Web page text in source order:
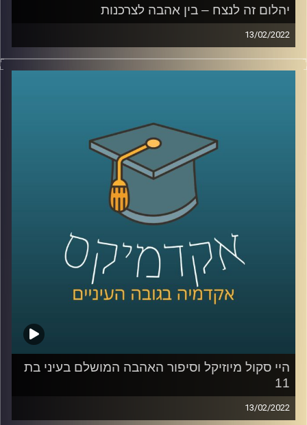
לחצו כאן
קרדיט תמונות:AudioVersity
יהלום זה לנצח – בין אהבה לצרכנות
13/02/2022
מרלין מונרו הצהירה כבר בשנות החמישים כי "יהלום הוא חברה
הטוב ביותר של האישה", בכל זאת… יהלומים זה לנצח…
לאהבה? האזינו לשיחה שקיימתי עם ד"ר שירי רזניק,
פסיכולוגית חברתית וחוקרת תקשורת, מרצת הקורס "ייצוגים
של אהבה וזוגיות בתרבות הפופולארית".
לשיחה עם ד"ר שירי רזניק על "אהבה כמו בסרטים" –
לשיחה עם ד"ר רזניק על איך ילדות תופסות סיפורי אהבה –
היי סקול מיוזיקל וסיפור האהבה המושלם בעיני בת
11
13/02/2022